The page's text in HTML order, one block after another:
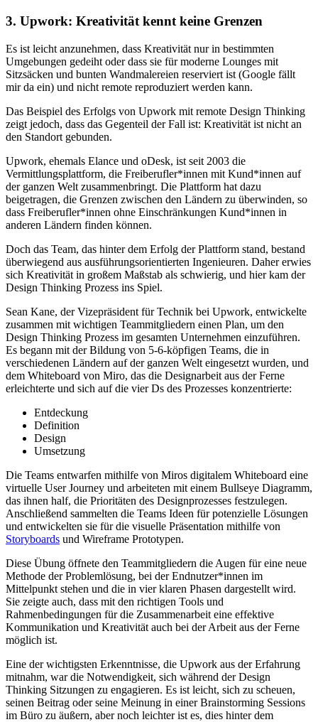
3. Upwork: Kreativität kennt keine Grenzen
Es ist leicht anzunehmen, dass Kreativität nur in bestimmten
Umgebungen gedeiht oder dass sie für moderne Lounges mit
Sitzsäcken und bunten Wandmalereien reserviert ist (Google fällt
mir da ein) und nicht remote reproduziert werden kann.
Das Beispiel des Erfolgs von Upwork mit remote Design Thinking
zeigt jedoch, dass das Gegenteil der Fall ist: Kreativität ist nicht an
den Standort gebunden.
Upwork, ehemals Elance und oDesk, ist seit 2003 die
Vermittlungsplattform, die Freiberufler*innen mit Kund*innen auf
der ganzen Welt zusammenbringt. Die Plattform hat dazu
beigetragen, die Grenzen zwischen den Ländern zu überwinden, so
dass Freiberufler*innen ohne Einschränkungen Kund*innen in
anderen Ländern finden können.
Doch das Team, das hinter dem Erfolg der Plattform stand, bestand
überwiegend aus ausführungsorientierten Ingenieuren. Daher erwies
sich Kreativität in großem Maßstab als schwierig, und hier kam der
Design Thinking Prozess ins Spiel.
Sean Kane, der Vizepräsident für Technik bei Upwork, entwickelte
zusammen mit wichtigen Teammitgliedern einen Plan, um den
Design Thinking Prozess im gesamten Unternehmen einzuführen.
Es begann mit der Bildung von 5-6-köpfigen Teams, die in
verschiedenen Ländern auf der ganzen Welt eingesetzt wurden, und
dem Whiteboard von Miro, das die Designarbeit aus der Ferne
erleichterte und sich auf die vier Ds des Prozesses konzentrierte:
Entdeckung
Definition
Design
Umsetzung
Die Teams entwarfen mithilfe von Miros digitalem Whiteboard eine
virtuelle User Journey und arbeiteten mit einem Bullseye Diagramm,
das ihnen half, die Prioritäten des Designprozesses festzulegen.
Anschließend sammelten die Teams Ideen für potenzielle Lösungen
und entwickelten sie für die visuelle Präsentation mithilfe von
Storyboards und Wireframe Prototypen.
Diese Übung öffnete den Teammitgliedern die Augen für eine neue
Methode der Problemlösung, bei der Endnutzer*innen im
Mittelpunkt stehen und die in vier klaren Phasen dargestellt wird.
Sie zeigte auch, dass mit den richtigen Tools und
Rahmenbedingungen für die Zusammenarbeit eine effektive
Kommunikation und Kreativität auch bei der Arbeit aus der Ferne
möglich ist.
Eine der wichtigsten Erkenntnisse, die Upwork aus der Erfahrung
mitnahm, war die Notwendigkeit, sich während der Design
Thinking Sitzungen zu engagieren. Es ist leicht, sich zu scheuen,
seinen Beitrag oder seine Meinung in einer Brainstorming Sessions
im Büro zu äußern, aber noch leichter ist es, dies hinter dem